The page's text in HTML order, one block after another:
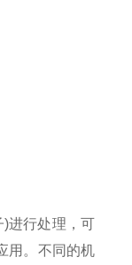
进行处理，可
用。不同的机